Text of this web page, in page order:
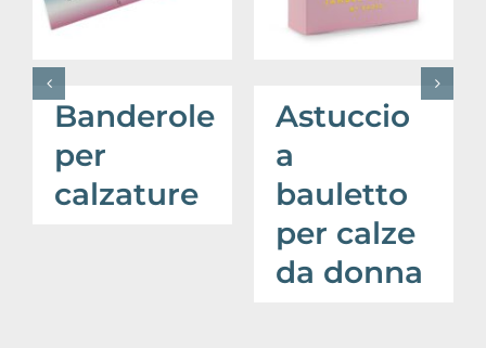
Banderole
per
calzature
Astuccio
a
bauletto
per calze
da donna